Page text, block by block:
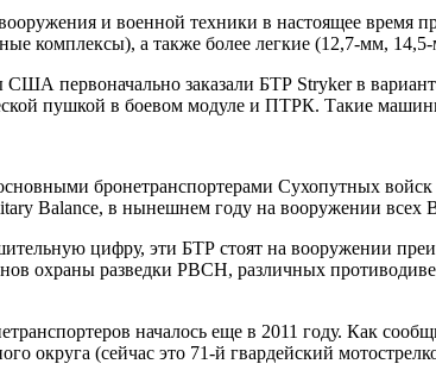
и военной техники в настоящее время
комплексы), а также более легкие (12,7-мм,
первоначально заказали БТР Stryker в
пушкой в боевом модуле и ПТРК. Такие
бронетранспортерами Сухопутных
Balance, в нынешнем году на вооружении всех
цифру, эти БТР стоят на вооружении
охраны разведки РВСН, различных
началось еще в 2011 году. Как
округа (сейчас это 71-й гвардейский